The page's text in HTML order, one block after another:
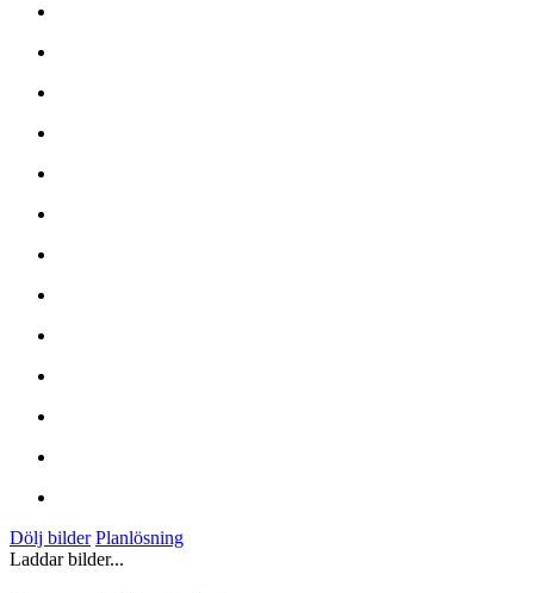
Dölj bilder Planlösning
Laddar bilder...